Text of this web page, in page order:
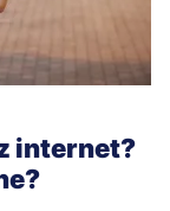
internet?